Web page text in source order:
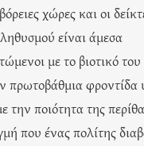
χώρες και οι
είναι άμεσα
με το βιοτικό του
πρωτοβάθμια φροντίδα
την ποιότητα της
που ένας πολίτης